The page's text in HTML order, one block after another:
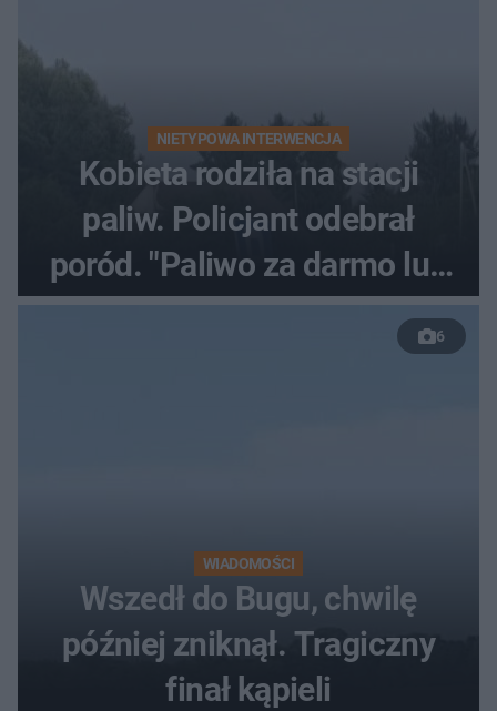
NIETYPOWA INTERWENCJA
Kobieta rodziła na stacji
paliw. Policjant odebrał
poród. "Paliwo za darmo lub
50 %!"
6
WIADOMOŚCI
Wszedł do Bugu, chwilę
później zniknął. Tragiczny
finał kąpieli